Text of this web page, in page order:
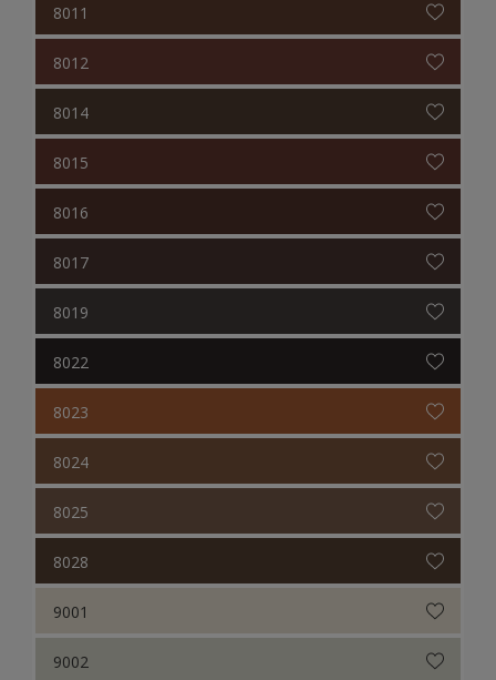
8011
8012
8014
8015
8016
8017
8019
8022
8023
8024
8025
8028
9001
9002